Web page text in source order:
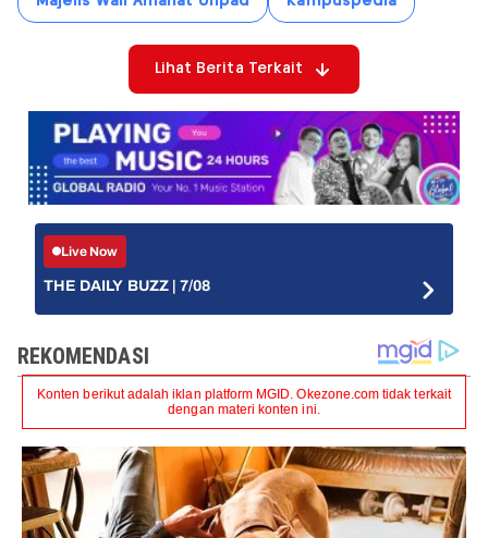
Lihat Berita Terkait
Live Now
THE DAILY BUZZ | 7/08